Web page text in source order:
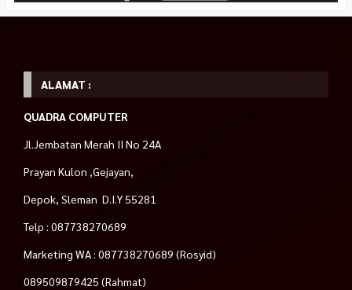
ALAMAT :
QUADRA COMPUTER
Jl.Jembatan Merah II No 24A
Prayan Kulon ,Gejayan,
Depok, Sleman D.I.Y 55281
Telp : 087738270689
Marketing WA : 087738270689 (Rosyid)
089509879425 (Rahmat)